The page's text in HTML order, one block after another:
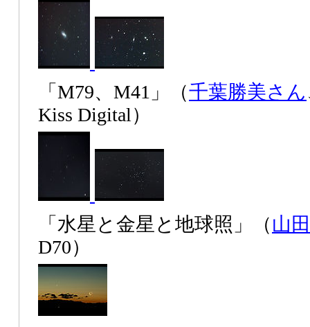
「M79、M41」（千葉勝美さん
Kiss Digital）
「水星と金星と地球照」（山
D70）